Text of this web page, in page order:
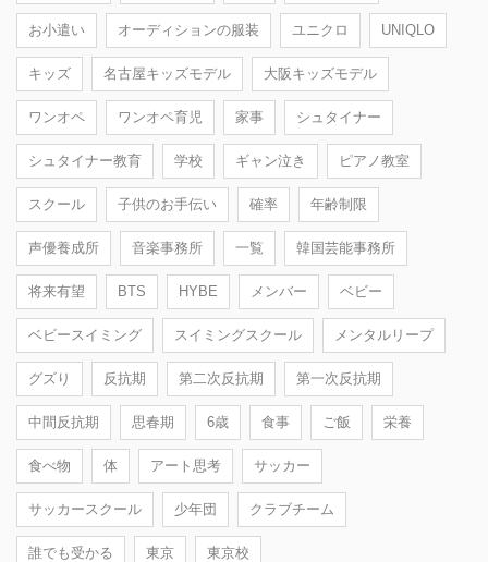
お小遣い オーディションの服装 ユニクロ UNIQLO
キッズ 名古屋キッズモデル 大阪キッズモデル
ワンオペ ワンオペ育児 家事 シュタイナー
シュタイナー教育 学校 ギャン泣き ピアノ教室
スクール 子供のお手伝い 確率 年齢制限
声優養成所 音楽事務所 一覧 韓国芸能事務所
将来有望 BTS HYBE メンバー ベビー
ベビースイミング スイミングスクール メンタルリープ
グズり 反抗期 第二次反抗期 第一次反抗期
中間反抗期 思春期 6歳 食事 ご飯 栄養
食べ物 体 アート思考 サッカー
サッカースクール 少年団 クラブチーム
誰でも受かる 東京 東京校